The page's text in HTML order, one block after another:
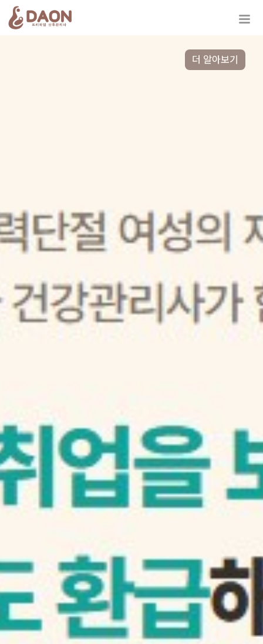
더 알아보기